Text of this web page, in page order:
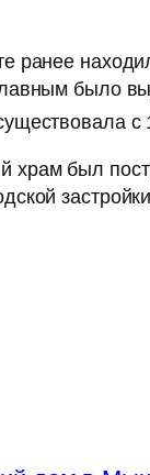
ранее
было
с
храм был